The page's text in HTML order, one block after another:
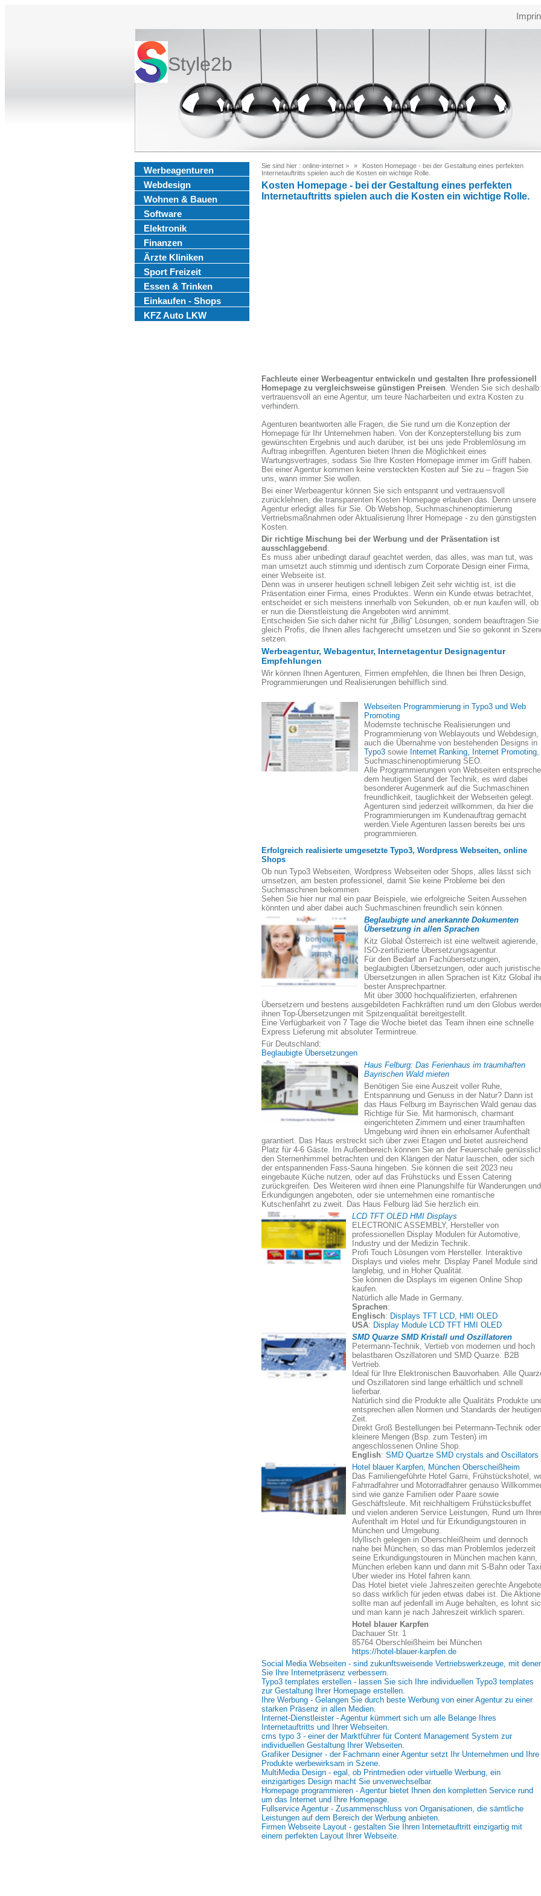
Style2b
Werbeagenturen
Webdesign
Wohnen & Bauen
Software
Elektronik
Finanzen
Ärzte Kliniken
Sport Freizeit
Essen & Trinken
Einkaufen - Shops
KFZ Auto LKW
Sie sind hier : online-internet >
Kosten Homepage - bei der Gestaltung eines perfekten
Internetauftritts spielen auch die Kosten ein wichtige Rolle.
Kosten Homepage - bei der Gestaltung eines perfekten
Internetauftritts spielen auch die Kosten ein wichtige Rolle.
Fachleute einer Werbeagentur entwickeln und gestalten Ihre professionell
Homepage zu vergleichsweise günstigen Preisen. Wenden Sie sich deshalb
vertrauensvoll an eine Agentur, um teure Nacharbeiten und extra Kosten zu
verhindern.
Agenturen beantworten alle Fragen, die Sie rund um die Konzeption der
Homepage für Ihr Unternehmen haben. Von der Konzepterstellung bis zum
gewünschten Ergebnis und auch darüber, ist bei uns jede Problemlösung im
Auftrag inbegriffen. Agenturen bieten Ihnen die Möglichkeit eines
Wartungsvertrages, sodass Sie Ihre Kosten Homepage immer im Griff haben.
Bei einer Agentur kommen keine versteckten Kosten auf Sie zu – fragen Sie
uns, wann immer Sie wollen.
Bei einer Werbeagentur können Sie sich entspannt und vertrauensvoll
zurücklehnen, die transparenten Kosten Homepage erlauben das. Denn unsere
Agentur erledigt alles für Sie. Ob Webshop, Suchmaschinenoptimierung
Vertriebsmaßnahmen oder Aktualisierung Ihrer Homepage - zu den günstigsten
Kosten.
Dir richtige Mischung bei der Werbung und der Präsentation ist
ausschlaggebend .
Es muss aber unbedingt darauf geachtet werden, das alles, was man tut, was
man umsetzt auch stimmig und identisch zum Corporate Design einer Firma,
einer Webseite ist.
Denn was in unserer heutigen schnell lebigen Zeit sehr wichtig ist, ist die
Präsentation einer Firma, eines Produktes. Wenn ein Kunde etwas betrachtet,
entscheidet er sich meistens innerhalb von Sekunden, ob er nun kaufen will, ob
er nun die Dienstleistung die Angeboten wird annimmt.
Entscheiden Sie sich daher nicht für „Billig“ Lösungen, sondern beauftragen Sie
gleich Profis, die Ihnen alles fachgerecht umsetzen und Sie so gekonnt in
setzen.
Werbeagentur, Webagentur, Internetagentur Designagentur
Empfehlungen
Wir können Ihnen Agenturen, Firmen empfehlen, die Ihnen bei Ihren Design,
Programmierungen und Realisierungen behilflich sind.
Webseiten Programmierung in Typo3 und Web
Promoting
Modernste technische Realisierungen und
Programmierung von Weblayouts und Webdesign,
auch die Übernahme von bestehenden Designs in
Typo3 sowie Internet Ranking, Internet Promoting,
Suchmaschinenoptimierung SEO.
Alle Programmierungen von Webseiten
dem heutigen Stand der Technik, es wird dabei
besonderer Augenmerk auf die Suchmaschinen
freundlichkeit, tauglichkeit der Webseiten gelegt.
Agenturen sind jederzeit willkommen, da hier die
Programmierungen im Kundenauftrag gemacht
werden.Viele Agenturen lassen bereits bei uns
programmieren.
Erfolgreich realisierte umgesetzte Typo3, Wordpress Webseiten, online
Shops
Ob nun Typo3 Webseiten, Wordpress Webseiten oder Shops, alles lässt sich
umsetzen, am besten professionel, damit Sie keine Probleme bei den
Suchmaschinen bekommen.
Sehen Sie hier nur mal ein paar Beispiele, wie erfolgreiche Seiten Aussehen
könnten und aber dabei auch Suchmaschinen freundlich sein können.
Beglaubigte und anerkannte Dokumenten
Übersetzung in allen Sprachen
Kitz Global Österreich ist eine weltweit agierende,
ISO-zertifizierte Übersetzungsagentur.
Für den Bedarf an Fachübersetzungen,
beglaubigten Übersetzungen, oder auch
Übersetzungen in allen Sprachen ist Kitz Global
bester Ansprechpartner.
Mit über 3000 hochqualifizierten, erfahrenen
Übersetzern und bestens ausgebildeten Fachkräften rund um den Globus
ihnen Top-Übersetzungen mit Spitzenqualität bereitgestellt.
Eine Verfügbarkeit von 7 Tage die Woche bietet das Team ihnen eine schnelle
Express Lieferung mit absoluter Termintreue.
Für Deutschland:
Beglaubigte Übersetzungen
Haus Felburg: Das Ferienhaus im traumhaften
Bayrischen Wald mieten
Benötigen Sie eine Auszeit voller Ruhe,
Entspannung und Genuss in der Natur? Dann ist
das Haus Felburg im Bayrischen Wald genau das
Richtige für Sie. Mit harmonisch, charmant
eingerichteten Zimmern und einer traumhaften
Umgebung wird ihnen ein erholsamer Aufenthalt
garantiert. Das Haus erstreckt sich über zwei Etagen und bietet ausreichend
Platz für 4-6 Gäste. Im Außenbereich können Sie an der Feuerschale
den Sternenhimmel betrachten und den Klängen der Natur lauschen, oder sich
der entspannenden Fass-Sauna hingeben. Sie können die seit 2023 neu
eingebaute Küche nutzen, oder auf das Frühstücks und Essen Catering
zurückgreifen. Des Weiteren wird ihnen eine Planungshilfe für Wanderungen und
Erkundigungen angeboten, oder sie unternehmen eine romantische
Kutschenfahrt zu zweit. Das Haus Felburg läd Sie herzlich ein.
LCD TFT OLED HMI Displays
ELECTRONIC ASSEMBLY, Hersteller von
professionellen Display Modulen für Automotive,
Industry und der Medizin Technik.
Profi Touch Lösungen vom Hersteller. Interaktive
Displays und vieles mehr. Display Panel Module sind
langlebig, und in Hoher Qualität.
Sie können die Displays im eigenen Online Shop
kaufen.
Natürlich alle Made in Germany.
Sprachen:
Englisch: Displays TFT LCD, HMI OLED
USA: Display Module LCD TFT HMI OLED
SMD Quarze SMD Kristall und Oszillatoren
Petermann-Technik, Vertieb von modernen und hoch
belastbaren Oszillatoren und SMD Quarze. B2B
Vertrieb.
Ideal für Ihre Elektronischen Bauvorhaben. Alle
und Oszillatoren sind lange erhältlich und schnell
lieferbar.
Natürlich sind die Produkte alle Qualitäts Produkte
entsprechen allen Normen und Standards der heutigen
Zeit.
Direkt Groß Bestellungen bei Petermann-Technik oder
kleinere Mengen (Bsp. zum Testen) im
angeschlossenen Online Shop.
English: SMD Quartze SMD crystals and Oscillators
Hotel blauer Karpfen, München Oberscheißheim
Das Familiengeführte Hotel Garni, Frühstückshotel,
Fahrradfahrer und Motorradfahrer genauso
sind wie ganze Familien oder Paare sowie
Geschäftsleute. Mit reichhaltigem Frühstücksbuffet
und vielen anderen Service Leistungen, Rund um
Aufenthalt im Hotel und für Erkundigungstouren in
München und Umgebung.
Idyllisch gelegen in Oberschleißheim und dennoch
nahe bei München, so das man Problemlos jederzeit
seine Erkundigungstouren in München machen kann,
München erleben kann und dann mit S-Bahn oder
Uber wieder ins Hotel fahren kann.
Das Hotel bietet viele Jahreszeiten gerechte
so dass wirklich für jeden etwas dabei ist. Die
sollte man auf jedenfall im Auge behalten, es lohnt
und man kann je nach Jahreszeit wirklich sparen.
Hotel blauer Karpfen
Dachauer Str. 1
85764 Oberschleißheim bei München
https://hotel-blauer-karpfen.de
Social Media Webseiten - sind zukunftsweisende Vertriebswerkzeuge, mit
Sie Ihre Internetpräsenz verbessern.
Typo3 templates erstellen - lassen Sie sich Ihre individuellen Typo3 templates
zur Gestaltung Ihrer Homepage erstellen.
Ihre Werbung - Gelangen Sie durch beste Werbung von einer Agentur zu einer
starken Präsenz in allen Medien.
Internet-Dienstleister - Agentur kümmert sich um alle Belange Ihres
Internetauftritts und Ihrer Webseiten.
cms typo 3 - einer der Marktführer für Content Management System zur
individuellen Gestaltung Ihrer Webseiten.
Grafiker Designer - der Fachmann einer Agentur setzt Ihr Unternehmen und Ihre
Produkte werbewirksam in Szene.
MultiMedia Design - egal, ob Printmedien oder virtuelle Werbung, ein
einzigartiges Design macht Sie unverwechselbar.
Homepage programmieren - Agentur bietet Ihnen den kompletten Service rund
um das Internet und Ihre Homepage.
Fullservice Agentur - Zusammenschluss von Organisationen, die sämtliche
Leistungen auf dem Bereich der Werbung anbieten.
Firmen Webseite Layout - gestalten Sie Ihren Internetauftritt einzigartig mit
einem perfekten Layout Ihrer Webseite.